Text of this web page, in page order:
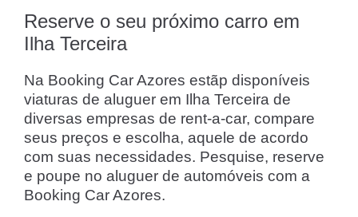
Reserve o seu próximo carro em
Ilha Terceira
Na Booking Car Azores estãp disponíveis
viaturas de aluguer em Ilha Terceira de
diversas empresas de rent-a-car, compare
seus preços e escolha, aquele de acordo
com suas necessidades. Pesquise, reserve
e poupe no aluguer de automóveis com a
Booking Car Azores.